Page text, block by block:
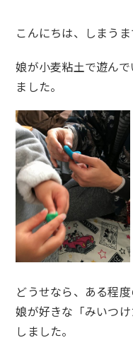
こんにちは、しまうま
娘が小麦粘土で遊ん
ました。
どうせなら、ある程
娘が好きな「みいつ
しました。